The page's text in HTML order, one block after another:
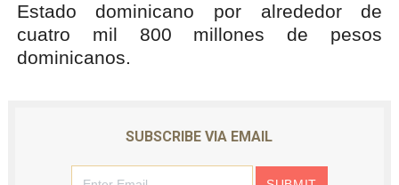
Estado dominicano por alrededor de
cuatro mil 800 millones de pesos
dominicanos.
SUBSCRIBE VIA EMAIL